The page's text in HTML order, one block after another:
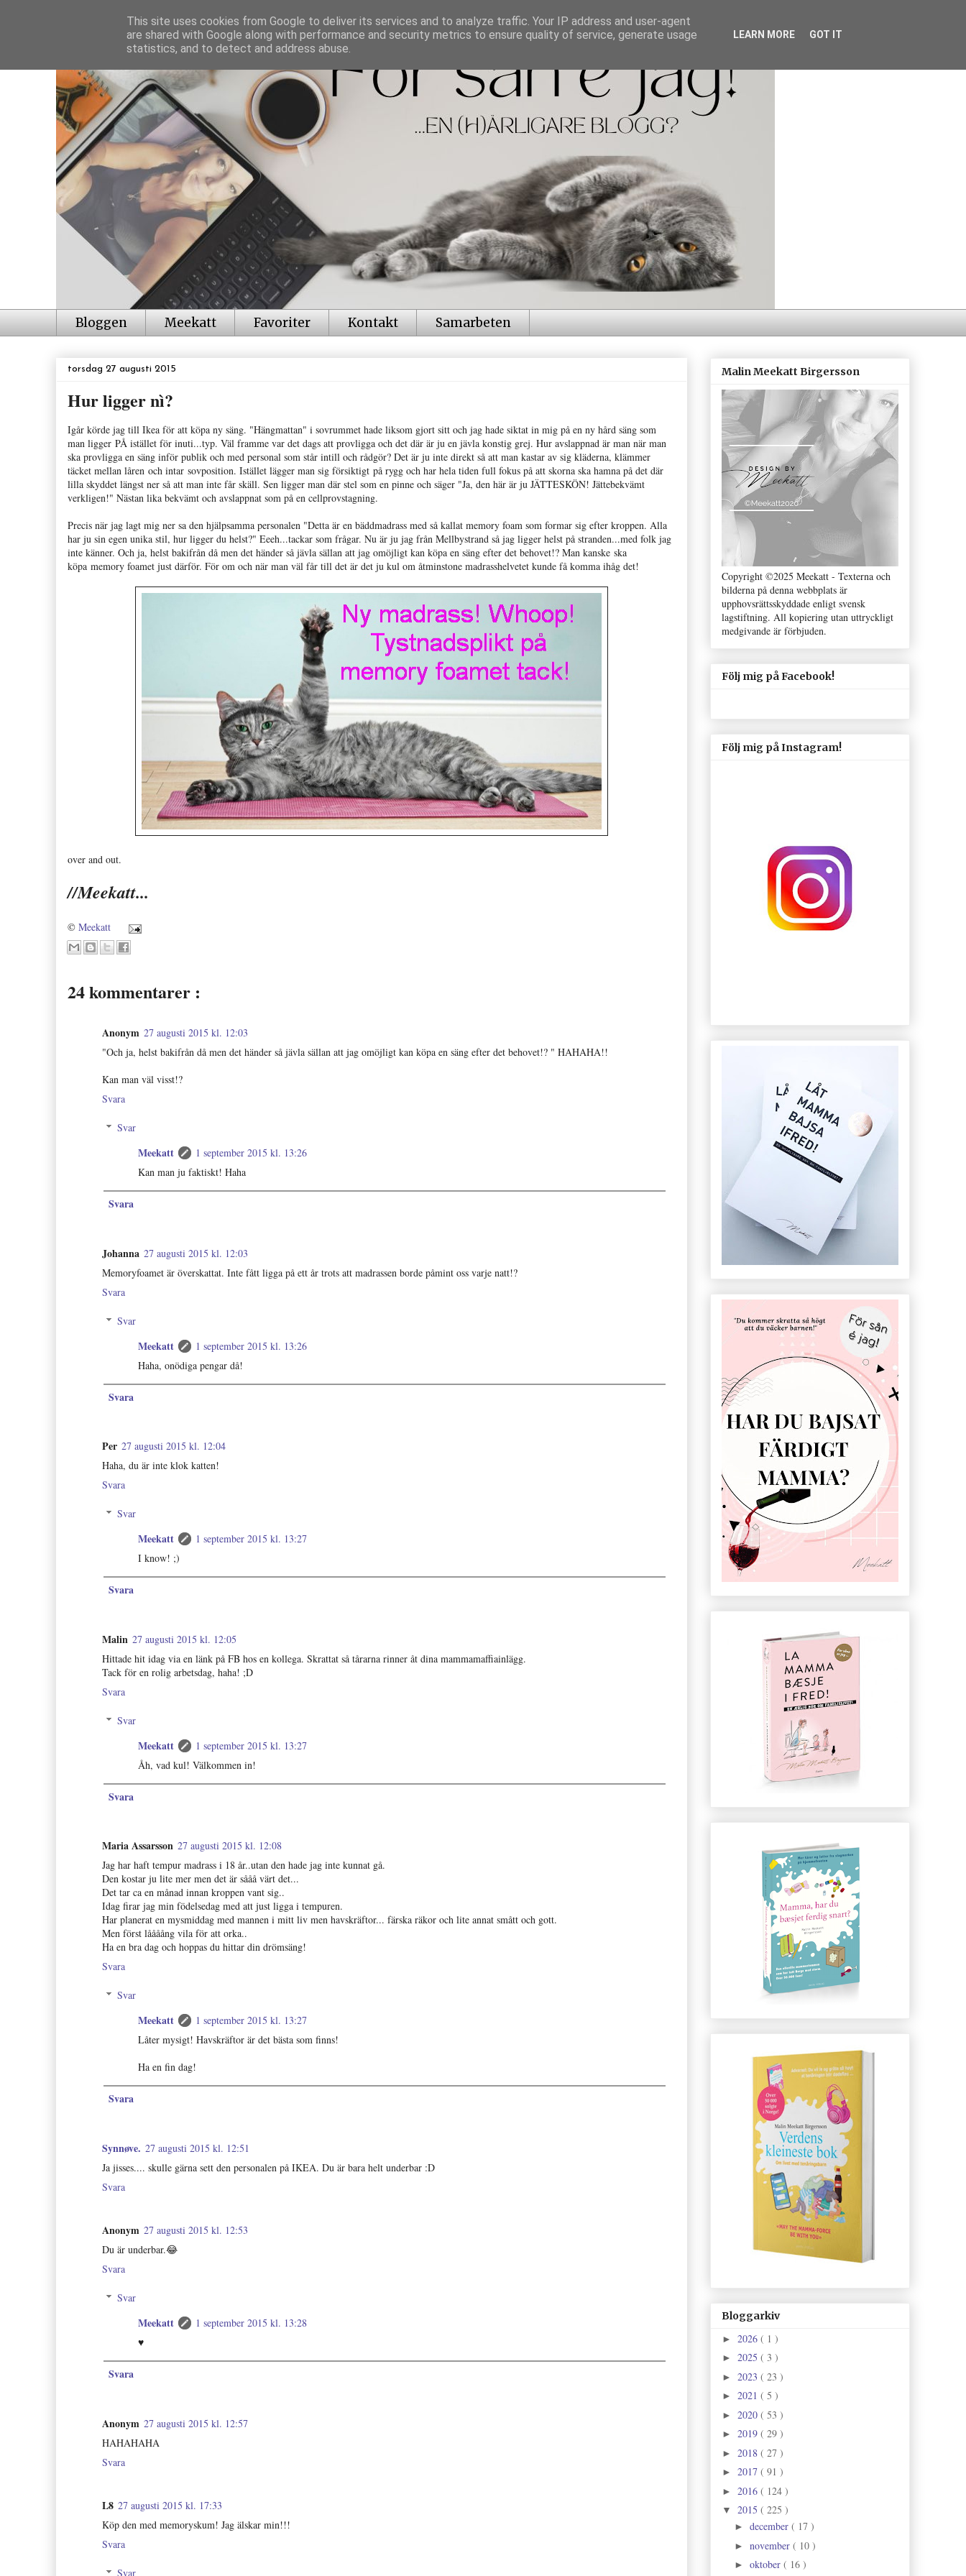
Bloggen Meekatt Favoriter Kontakt Samarbeten
torsdag 27 augusti 2015
Hur ligger nì?
Igår körde jag till Ikea för att köpa ny säng. "Hängmattan" i sovrummet hade liksom gjort sitt och jag hade siktat in mig på en ny hård säng som
man ligger PÅ istället för inuti...typ. Väl framme var det dags att provligga och det där är ju en jävla konstig grej. Hur avslappnad är man när man
ska provligga en säng inför publik och med personal som står intill och rådgör? Det är ju inte direkt så att man kastar av sig kläderna, klämmer
täcket mellan låren och intar sovposition. Istället lägger man sig försiktigt på rygg och har hela tiden full fokus på att skorna ska hamna på det där
lilla skyddet längst ner så att man inte får skäll. Sen ligger man där stel som en pinne och säger "Ja, den här är ju JÄTTESKÖN! Jättebekvämt
verkligen!" Nästan lika bekvämt och avslappnat som på en cellprovstagning.
Precis när jag lagt mig ner sa den hjälpsamma personalen "Detta är en bäddmadrass med så kallat memory foam som formar sig efter kroppen. Alla
har ju sin egen unika stil, hur ligger du helst?" Eeeh...tackar som frågar. Nu är ju jag från Mellbystrand så jag ligger helst på stranden...med folk jag
inte känner. Och ja, helst bakifrån då men det händer så jävla sällan att jag omöjligt kan köpa en säng efter det behovet!? Man kanske ska
köpa memory foamet just därför. För om och när man väl får till det är det ju kul om åtminstone madrasshelvetet kunde få komma ihåg det!
over and out.
//Meekatt...
© Meekatt
24 kommentarer :
Anonym 27 augusti 2015 kl. 12:03
"Och ja, helst bakifrån då men det händer så jävla sällan att jag omöjligt kan köpa en säng efter det behovet!? " HAHAHA!!
Kan man väl visst!?
Svara
Svar
Meekatt
1 september 2015 kl. 13:26
Kan man ju faktiskt! Haha
Svara
Johanna 27 augusti 2015 kl. 12:03
Memoryfoamet är överskattat. Inte fått ligga på ett år trots att madrassen borde påmint oss varje natt!?
Svara
Svar
Meekatt
1 september 2015 kl. 13:26
Haha, onödiga pengar då!
Svara
Per 27 augusti 2015 kl. 12:04
Haha, du är inte klok katten!
Svara
Svar
Meekatt
1 september 2015 kl. 13:27
I know! ;)
Svara
Malin 27 augusti 2015 kl. 12:05
Hittade hit idag via en länk på FB hos en kollega. Skrattat så tårarna rinner åt dina mammamaffiainlägg.
Tack för en rolig arbetsdag, haha! ;D
Svara
Svar
Meekatt
1 september 2015 kl. 13:27
Åh, vad kul! Välkommen in!
Svara
Maria Assarsson 27 augusti 2015 kl. 12:08
Jag har haft tempur madrass i 18 år..utan den hade jag inte kunnat gå.
Den kostar ju lite mer men det är sååå värt det...
Det tar ca en månad innan kroppen vant sig..
Idag firar jag min födelsedag med att just ligga i tempuren.
Har planerat en mysmiddag med mannen i mitt liv men havskräftor... färska räkor och lite annat smått och gott.
Men först låååång vila för att orka..
Ha en bra dag och hoppas du hittar din drömsäng!
Svara
Svar
Meekatt
1 september 2015 kl. 13:27
Låter mysigt! Havskräftor är det bästa som finns!
Ha en fin dag!
Svara
Synnøve. 27 augusti 2015 kl. 12:51
Ja jisses.... skulle gärna sett den personalen på IKEA. Du är bara helt underbar :D
Svara
Anonym 27 augusti 2015 kl. 12:53
Du är underbar.😂
Svara
Svar
Meekatt
1 september 2015 kl. 13:28
♥
Svara
Anonym 27 augusti 2015 kl. 12:57
HAHAHAHA
Svara
L8 27 augusti 2015 kl. 17:33
Köp den med memoryskum! Jag älskar min!!!
Svara
Svar
Malin Meekatt Birgersson
Copyright ©2025 Meekatt - Texterna och
bilderna på denna webbplats är
upphovsrättsskyddade enligt svensk
lagstiftning. All kopiering utan uttryckligt
medgivande är förbjuden.
Följ mig på Facebook!
Följ mig på Instagram!
Bloggarkiv
► 2026 ( 1 )
► 2025 ( 3 )
► 2023 ( 23 )
► 2021 ( 5 )
► 2020 ( 53 )
► 2019 ( 29 )
► 2018 ( 27 )
► 2017 ( 91 )
► 2016 ( 124 )
▼ 2015 ( 225 )
► december ( 17 )
► november ( 10 )
► oktober ( 16 )
This site uses cookies from Google to deliver its services and to analyze traffic. Your IP address and user-agent
are shared with Google along with performance and security metrics to ensure quality of service, generate usage
statistics, and to detect and address abuse.
LEARN MORE GOT IT